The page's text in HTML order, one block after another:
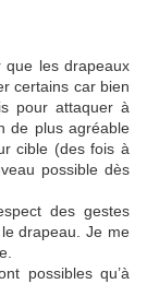
que les drapeaux
certains car bien
pour attaquer à
de plus agréable
cible (des fois à
possible dès
des gestes
drapeau. Je me
possibles qu’à